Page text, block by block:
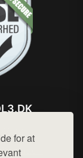
for at